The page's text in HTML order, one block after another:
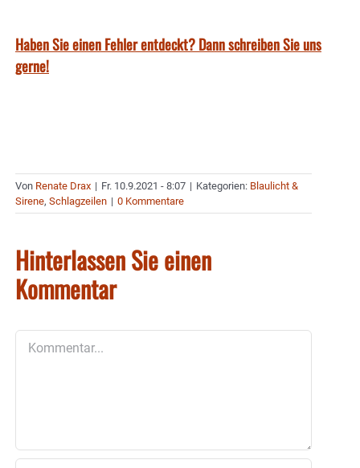
Haben Sie einen Fehler entdeckt? Dann schreiben Sie uns
gerne!
Von Renate Drax | Fr. 10.9.2021 - 8:07 | Kategorien: Blaulicht &
Sirene, Schlagzeilen | 0 Kommentare
Hinterlassen Sie einen
Kommentar